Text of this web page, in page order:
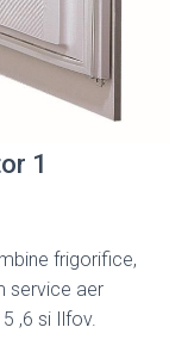
1
frigorifice,
service aer
5 ,6 si Ilfov.